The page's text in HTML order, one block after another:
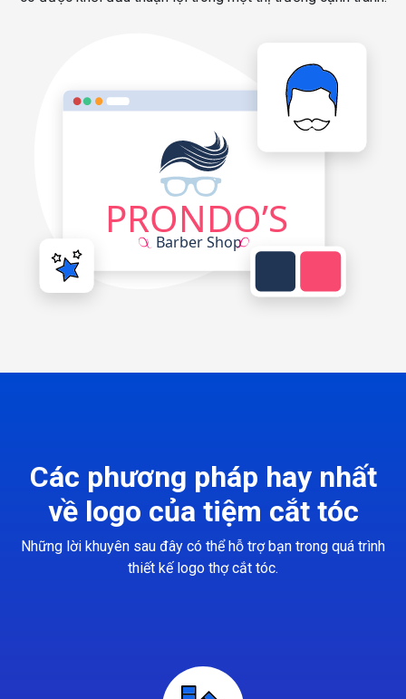
Các phương pháp hay nhất
về logo của tiệm cắt tóc
Những lời khuyên sau đây có thể hỗ trợ bạn trong quá trình
thiết kế logo thợ cắt tóc.